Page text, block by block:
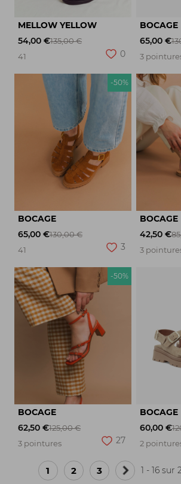
MELLOW YELLOW
54,00 €135,00 €
41
0
BOCAGE
65,00 €
3
-50%
BOCAGE
65,00 €130,00 €
41
3
BOCAGE
42,50 €
3
-50%
BOCAGE
62,50 €125,00 €
3 pointures
27
BOCAGE
60,00 €
2
1 2 3
Page
1 - 16 sur